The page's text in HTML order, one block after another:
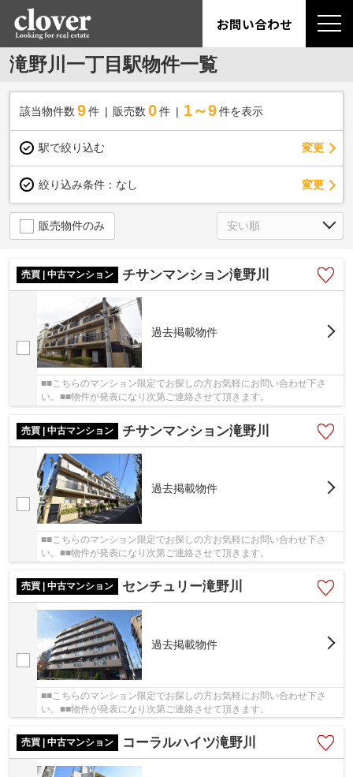
お問い合わせ
滝野川一丁目駅物件一覧
該当物件数 9件 販売数 0 件 1～9 件を表示
駅で絞り込む 変更
絞り込み条件： なし 変更
販売物件のみ
売買 | 中古マンション チサンマンション滝野川
過去掲載物件
■■こちらのマンション限定でお探しの方お気軽にお問い合わせ下さ
い。■■物件が発表になり次第ご連絡させて頂きます。
売買 | 中古マンション チサンマンション滝野川
過去掲載物件
■■こちらのマンション限定でお探しの方お気軽にお問い合わせ下さ
い。■■物件が発表になり次第ご連絡させて頂きます。
売買 | 中古マンション センチュリー滝野川
過去掲載物件
■■こちらのマンション限定でお探しの方お気軽にお問い合わせ下さ
い。■■物件が発表になり次第ご連絡させて頂きます。
売買 | 中古マンション コーラルハイツ滝野川